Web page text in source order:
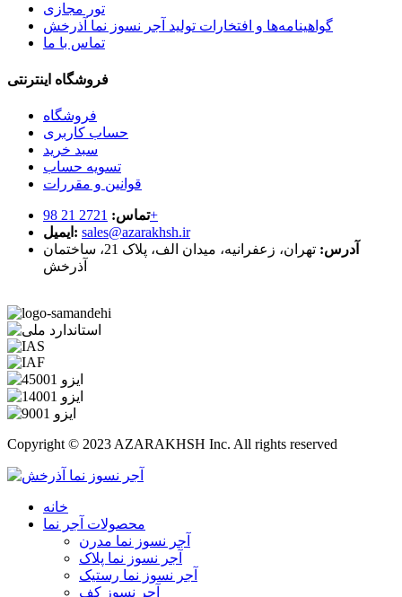
تور مجازی
گواهینامه‌ها و افتخارات تولید آجر نسوز نما آذرخش
تماس با ما
فروشگاه اینترنتی
فروشگاه
حساب کاربری
سبد خرید
تسویه حساب
قوانین و مقررات
تماس:2721 21 98+
ایمیل: sales@azarakhsh.ir
آدرس:
تهران، زعفرانیه، میدان الف، پلاک 21، ساختمان
آذرخش
Copyright © 2023 AZARAKHSH Inc. All rights reserved
خانه
محصولات آجر نما
آجر نسوز نما مدرن
آجر نسوز نما پلاک
آجر نسوز نما رستیک
آجر نسوز کف